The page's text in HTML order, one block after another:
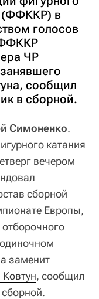
(ФФККР) в
голосов
ЧР
сообщил
в сборной.
Симоненко.
катания
вечером
сборной
Европы,
отборочного
заменит
, сообщил
сборной.